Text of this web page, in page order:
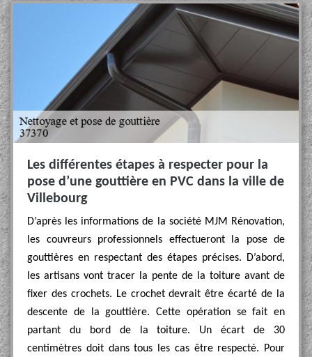
Les différentes étapes à respecter pour la
pose d’une gouttière en PVC dans la ville de
Villebourg
D’après les informations de la société MJM Rénovation,
les couvreurs professionnels effectueront la pose de
gouttières en respectant des étapes précises. D’abord,
les artisans vont tracer la pente de la toiture avant de
fixer des crochets. Le crochet devrait être écarté de la
descente de la gouttière. Cette opération se fait en
partant du bord de la toiture. Un écart de 30
centimètres doit dans tous les cas être respecté. Pour